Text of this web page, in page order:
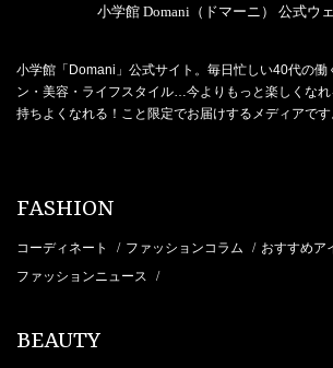
小学館 Domani（ドマーニ） 公式ウ
小学館「Domani」公式サイト。毎日忙しい40代の働
ン・美容・ライフスタイル…今よりもっと楽しくな
持ちよくなれる！こと限定でお届けするメディアです
FASHION
コーディネート / ファッションコラム / おすすめア
ファッションニュース /
BEAUTY